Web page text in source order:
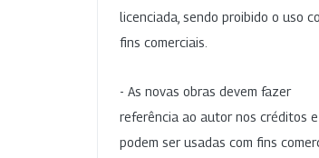
licenciada, sendo proibido o uso
fins comerciais.
- As novas obras devem fazer
referência ao autor nos créditos
podem ser usadas com fins